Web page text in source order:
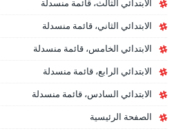
الابتدائي الثالث، قائمة منسدلة
الابتدائي الثاني، قائمة منسدلة
الابتدائي الخامس، قائمة منسدلة
الابتدائي الرابع، قائمة منسدلة
الابتدائي السادس، قائمة منسدلة
الصفحة الرئيسية